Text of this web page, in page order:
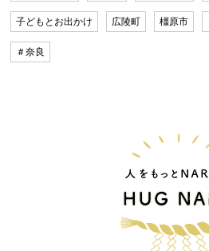
子どもとお出かけ 広陵町 橿原市
＃奈良